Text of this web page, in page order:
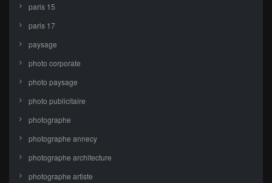
paris 15
paris 17
paysage
photo corporate
photo paysage
photo publicitaire
photographe
photographe annecy
photographe architecture
photographe artiste